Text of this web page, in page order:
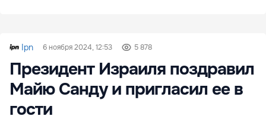
Ipn 6 ноября 2024, 12:53 5 878
Президент Израиля поздравил
Майю Санду и пригласил ее в
гости